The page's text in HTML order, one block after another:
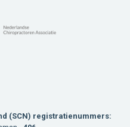
(SCN) registratienummers: